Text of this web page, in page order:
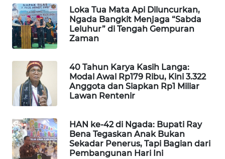
Loka Tua Mata Api Diluncurkan,
Ngada Bangkit Menjaga “Sabda
Leluhur” di Tengah Gempuran
Zaman
40 Tahun Karya Kasih Langa:
Modal Awal Rp179 Ribu, Kini 3.322
Anggota dan Siapkan Rp1 Miliar
Lawan Rentenir
HAN ke-42 di Ngada: Bupati Ray
Bena Tegaskan Anak Bukan
Sekadar Penerus, Tapi Bagian dari
Pembangunan Hari Ini
FORWAMKI
ALPERKLINAS
FORJASIDA
TAMBANG
SITUNGIR
NEWS